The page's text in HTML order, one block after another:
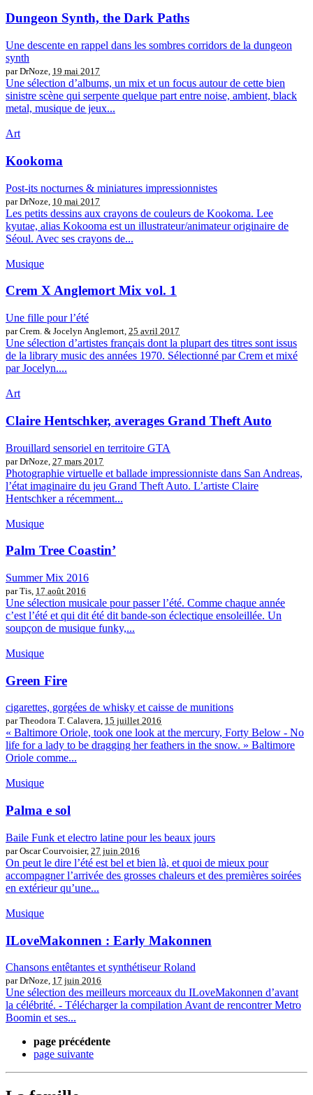
Dungeon Synth, the Dark Paths
Une descente en rappel dans les sombres corridors de la dungeon
synth
par DrNoze, 19 mai 2017
Une sélection d’albums, un mix et un focus autour de cette bien
sinistre scène qui serpente quelque part entre noise, ambient, black
metal, musique de jeux...
Art
Kookoma
Post-its nocturnes & miniatures impressionnistes
par DrNoze, 10 mai 2017
Les petits dessins aux crayons de couleurs de Kookoma. Lee
kyutae, alias Kokooma est un illustrateur/animateur originaire de
Séoul. Avec ses crayons de...
Musique
Crem X Anglemort Mix vol. 1
Une fille pour l’été
par Crem. & Jocelyn Anglemort, 25 avril 2017
Une sélection d’artistes français dont la plupart des titres sont issus
de la library music des années 1970. Sélectionné par Crem et mixé
par Jocelyn....
Art
Claire Hentschker, averages Grand Theft Auto
Brouillard sensoriel en territoire GTA
par DrNoze, 27 mars 2017
Photographie virtuelle et ballade impressionniste dans San Andreas,
l’état imaginaire du jeu Grand Theft Auto. L’artiste Claire
Hentschker a récemment...
Musique
Palm Tree Coastin’
Summer Mix 2016
par Tis, 17 août 2016
Une sélection musicale pour passer l’été. Comme chaque année
c’est l’été et qui dit été dit bande-son éclectique ensoleillée. Un
soupçon de musique funky,...
Musique
Green Fire
cigarettes, gorgées de whisky et caisse de munitions
par Theodora T. Calavera, 15 juillet 2016
« Baltimore Oriole, took one look at the mercury, Forty Below - No
life for a lady to be dragging her feathers in the snow. » Baltimore
Oriole comme...
Musique
Palma e sol
Baile Funk et electro latine pour les beaux jours
par Oscar Courvoisier, 27 juin 2016
On peut le dire l’été est bel et bien là, et quoi de mieux pour
accompagner l’arrivée des grosses chaleurs et des premières soirées
en extérieur qu’une...
Musique
ILoveMakonnen : Early Makonnen
Chansons entêtantes et synthétiseur Roland
par DrNoze, 17 juin 2016
Une sélection des meilleurs morceaux du ILoveMakonnen d’avant
la célébrité. - Télécharger la compilation Avant de rencontrer Metro
Boomin et ses...
page précédente
page suivante